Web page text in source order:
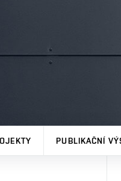
PUBLIKAČNÍ